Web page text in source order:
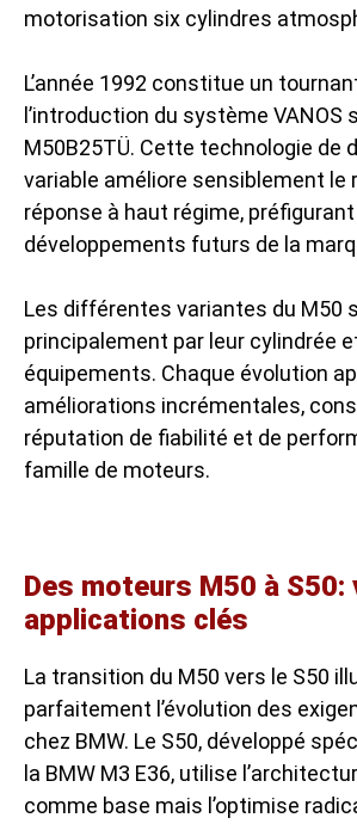
motorisation six cylindres
L’année 1992 constitue un
l’introduction du système VANOS
M50B25TÜ. Cette technologie de
variable améliore sensiblement le
réponse à haut régime,
développements futurs de la
Les différentes variantes du M50
principalement par leur cylindrée
équipements. Chaque évolution
améliorations incrémentales,
réputation de fiabilité et de
famille de moteurs.
Des moteurs M50 à
applications clés
La transition du M50 vers le S50
parfaitement l’évolution des
chez BMW. Le S50, développé
la BMW M3 E36, utilise
comme base mais l’optimise